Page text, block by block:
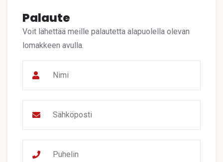
Palaute
Voit lähettää meille palautetta alapuolella olevan
lomakkeen avulla.